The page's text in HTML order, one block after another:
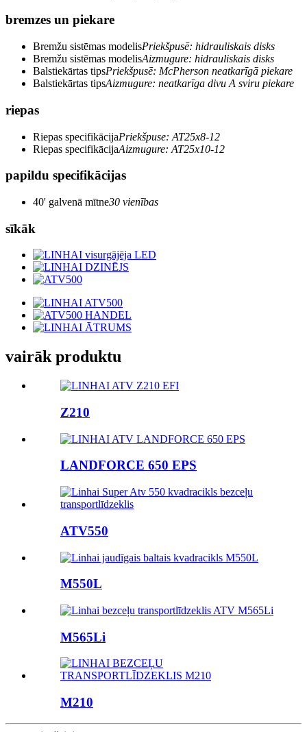
bremzes un piekare
Bremžu sistēmas modelisPriekšpusē: hidrauliskais disks
Bremžu sistēmas modelisAizmugure: hidrauliskais disks
Balstiekārtas tipsPriekšpusē: McPherson neatkarīgā piekare
Balstiekārtas tipsAizmugure: neatkarīga divu A sviru piekare
riepas
Riepas specifikācijaPriekšpuse: AT25x8-12
Riepas specifikācijaAizmugure: AT25x10-12
papildu specifikācijas
40' galvenā mītne30 vienības
sīkāk
vairāk produktu
Z210
LANDFORCE 650 EPS
ATV550
M550L
M565Li
M210